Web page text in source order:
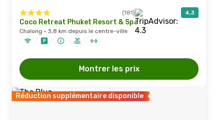
(181) 4,3
Coco Retreat Phuket Resort & Spa
Chalong · 3,8 km depuis le centre-ville
Montrer les prix
Réduction supplémentaire disponible